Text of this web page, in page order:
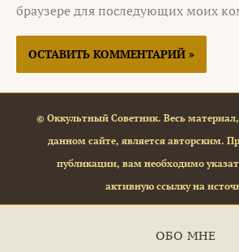
браузере для последующих моих
© Оккультный Советник. Весь
данном сайте, является авторским.
публикации, вам необходимо
активную ссылку на
ОБО МНЕ